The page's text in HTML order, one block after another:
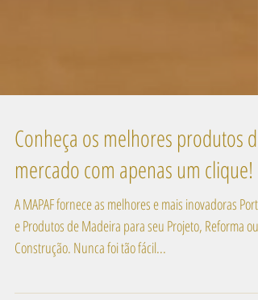
Conheça os melhores produtos do
mercado com apenas um clique!